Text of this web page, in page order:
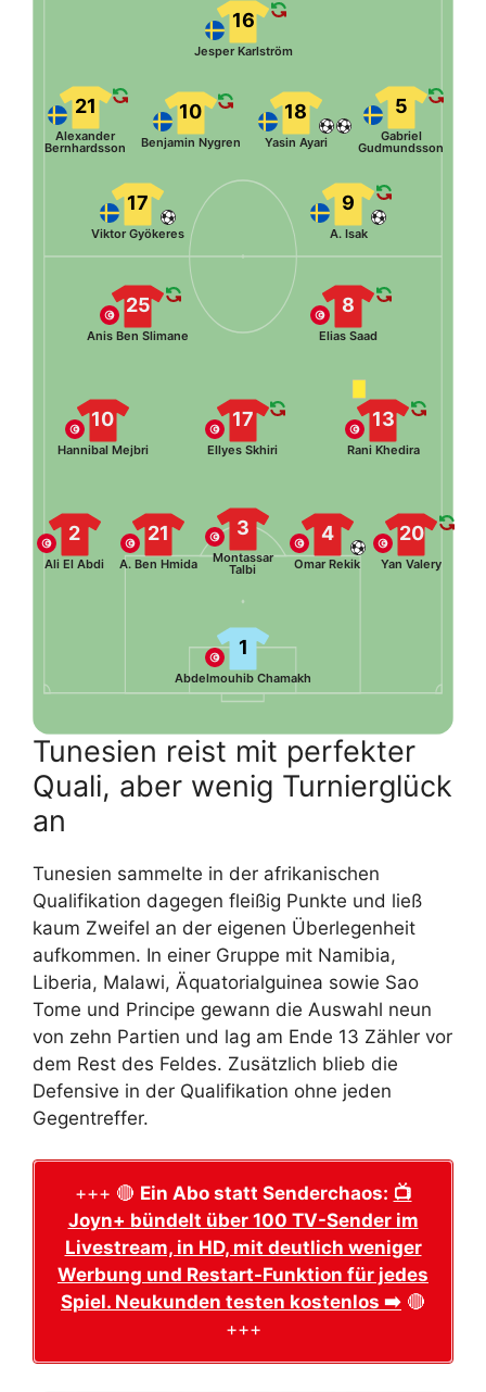
16
Jesper Karlström
5
Gabriel
Gudmundsson
18
Yasin Ayari
10
Benjamin Nygren
21
Alexander
Bernhardsson
9
A. Isak
17
Viktor Gyökeres
1
Abdelmouhib Chamakh
2
Ali El Abdi
21
A. Ben Hmida
3
Montassar
Talbi
4
Omar Rekik
20
Yan Valery
10
Hannibal Mejbri
17
Ellyes Skhiri
13
Rani Khedira
25
Anis Ben Slimane
8
Elias Saad
Tunesien reist mit perfekter
Quali, aber wenig Turnierglück
an
Tunesien sammelte in der afrikanischen
Qualifikation dagegen fleißig Punkte und ließ
kaum Zweifel an der eigenen Überlegenheit
aufkommen. In einer Gruppe mit Namibia,
Liberia, Malawi, Äquatorialguinea sowie Sao
Tome und Principe gewann die Auswahl neun
von zehn Partien und lag am Ende 13 Zähler vor
dem Rest des Feldes. Zusätzlich blieb die
Defensive in der Qualifikation ohne jeden
Gegentreffer.
+++ 🔴 Ein Abo statt Senderchaos: 📺
Joyn+ bündelt über 100 TV-Sender im
Livestream, in HD, mit deutlich weniger
Werbung und Restart-Funktion für jedes
Spiel. Neukunden testen kostenlos ➡️ 🔴
+++